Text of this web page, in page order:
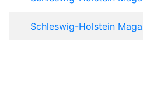
Schleswig-Holstein